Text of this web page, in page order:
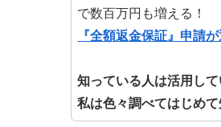
で数百万円も増える！
『全額返金保証』申請
知っている人は活用して
私は色々調べてはじめて